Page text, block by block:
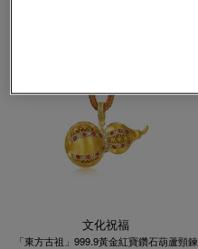
文化祝福
「東方古祖」999.9黃金紅寶鑽石葫蘆頸鍊